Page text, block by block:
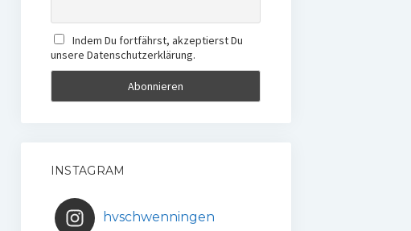
Indem Du fortfährst, akzeptierst Du
unsere Datenschutzerklärung.
INSTAGRAM
hvschwenningen